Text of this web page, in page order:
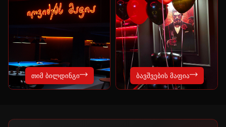
თიმ ბილდინგი ბავშვების მაფია